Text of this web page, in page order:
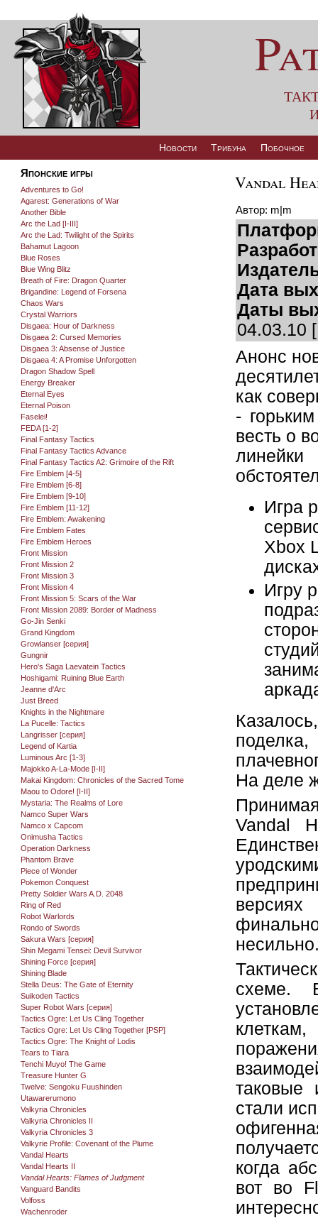
Новости Трибуна Побочное
Японские игры
Adventures to Go!
Agarest: Generations of War
Another Bible
Arc the Lad [I-III]
Arc the Lad: Twilight of the Spirits
Bahamut Lagoon
Blue Roses
Blue Wing Blitz
Breath of Fire: Dragon Quarter
Brigandine: Legend of Forsena
Chaos Wars
Crystal Warriors
Disgaea: Hour of Darkness
Disgaea 2: Cursed Memories
Disgaea 3: Absense of Justice
Disgaea 4: A Promise Unforgotten
Dragon Shadow Spell
Energy Breaker
Eternal Eyes
Eternal Poison
Faselei!
FEDA [1-2]
Final Fantasy Tactics
Final Fantasy Tactics Advance
Final Fantasy Tactics A2: Grimoire of the Rift
Fire Emblem [4-5]
Fire Emblem [6-8]
Fire Emblem [9-10]
Fire Emblem [11-12]
Fire Emblem: Awakening
Fire Emblem Fates
Fire Emblem Heroes
Front Mission
Front Mission 2
Front Mission 3
Front Mission 4
Front Mission 5: Scars of the War
Front Mission 2089: Border of Madness
Go-Jin Senki
Grand Kingdom
Growlanser [серия]
Gungnir
Hero's Saga Laevatein Tactics
Hoshigami: Ruining Blue Earth
Jeanne d'Arc
Just Breed
Knights in the Nightmare
La Pucelle: Tactics
Langrisser [серия]
Legend of Kartia
Luminous Arc [1-3]
Majokko A-La-Mode [I-II]
Makai Kingdom: Chronicles of the Sacred Tome
Maou to Odore! [I-II]
Mystaria: The Realms of Lore
Namco Super Wars
Namco x Capcom
Onimusha Tactics
Operation Darkness
Phantom Brave
Piece of Wonder
Pokemon Conquest
Pretty Soldier Wars A.D. 2048
Ring of Red
Robot Warlords
Rondo of Swords
Sakura Wars [серия]
Shin Megami Tensei: Devil Survivor
Shining Force [серия]
Shining Blade
Stella Deus: The Gate of Eternity
Suikoden Tactics
Super Robot Wars [серия]
Tactics Ogre: Let Us Cling Together
Tactics Ogre: Let Us Cling Together [PSP]
Tactics Ogre: The Knight of Lodis
Tears to Tiara
Tenchi Muyo! The Game
Treasure Hunter G
Twelve: Sengoku Fuushinden
Utawarerumono
Valkyria Chronicles
Valkyria Chronicles II
Valkyria Chronicles 3
Valkyrie Profile: Covenant of the Plume
Vandal Hearts
Vandal Hearts II
Vandal Hearts: Flames of Judgment
Vanguard Bandits
Volfoss
Wachenroder
Vandal
Автор: m|m
Дата
Даты
04.03.10
Анонс
как
-
весть о
линейки
Игра
Xbox
Игру
На деле
Vandal
схеме.
стали
когда
вот во